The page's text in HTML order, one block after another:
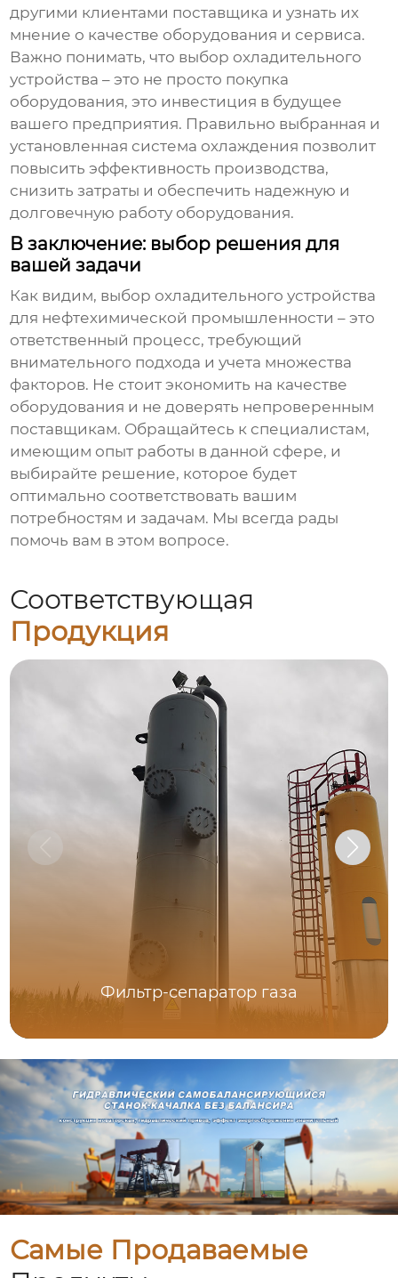
другими клиентами поставщика и узнать их
мнение о качестве оборудования и сервиса.
Важно понимать, что выбор охладительного
устройства – это не просто покупка
оборудования, это инвестиция в будущее
вашего предприятия. Правильно выбранная и
установленная система охлаждения позволит
повысить эффективность производства,
снизить затраты и обеспечить надежную и
долговечную работу оборудования.
В заключение: выбор решения для
вашей задачи
Как видим, выбор охладительного устройства
для нефтехимической промышленности – это
ответственный процесс, требующий
внимательного подхода и учета множества
факторов. Не стоит экономить на качестве
оборудования и не доверять непроверенным
поставщикам. Обращайтесь к специалистам,
имеющим опыт работы в данной сфере, и
выбирайте решение, которое будет
оптимально соответствовать вашим
потребностям и задачам. Мы всегда рады
помочь вам в этом вопросе.
Соответствующая
Продукция
Фильтр-сепаратор газа
Самые Продаваемые